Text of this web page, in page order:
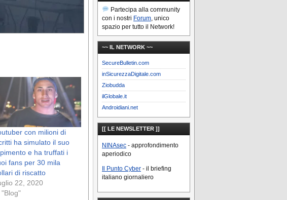
con milioni di
ha simulato il suo
e ha truffati i
fans per 30 mila
di riscatto
22, 2020
"Blog"
Partecipa alla community
con i nostri Forum, unico
spazio per tutto il Network!
~~ IL NETWORK ~~
SecureBulletin.com
inSicurezzaDigitale.com
Ziobudda
ilGlobale.it
Androidiani.net
[[ LE NEWSLETTER ]]
NINAsec - approfondimento
aperiodico
Il Punto Cyber - il briefing
italiano giornaliero